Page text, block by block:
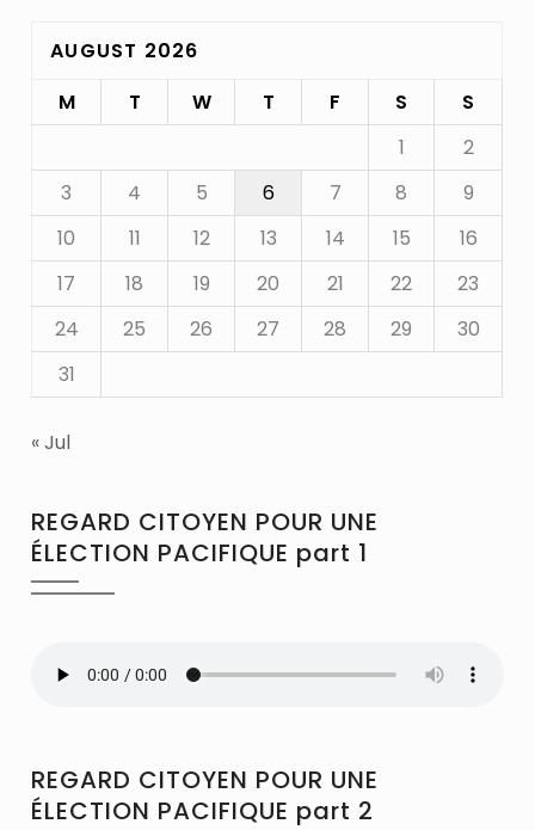
AUGUST 2026
M
T W T F S
S
1
2
3
4 5 6 7 8
9
10
11 12 13 14 15
16
17
18 19 20 21 22
23
24
25 26 27 28 29
30
31
« Jul
REGARD CITOYEN POUR UNE
ÉLECTION PACIFIQUE part 1
REGARD CITOYEN POUR UNE
ÉLECTION PACIFIQUE part 2